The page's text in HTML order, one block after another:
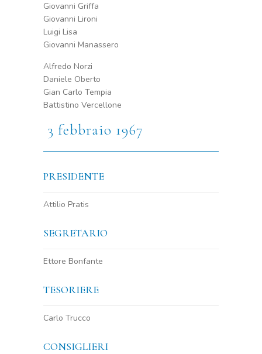
Giovanni Griffa
Giovanni Lironi
Luigi Lisa
Giovanni Manassero
Alfredo Norzi
Daniele Oberto
Gian Carlo Tempia
Battistino Vercellone
3 febbraio 1967
PRESIDENTE
Attilio Pratis
SEGRETARIO
Ettore Bonfante
TESORIERE
Carlo Trucco
CONSIGLIERI